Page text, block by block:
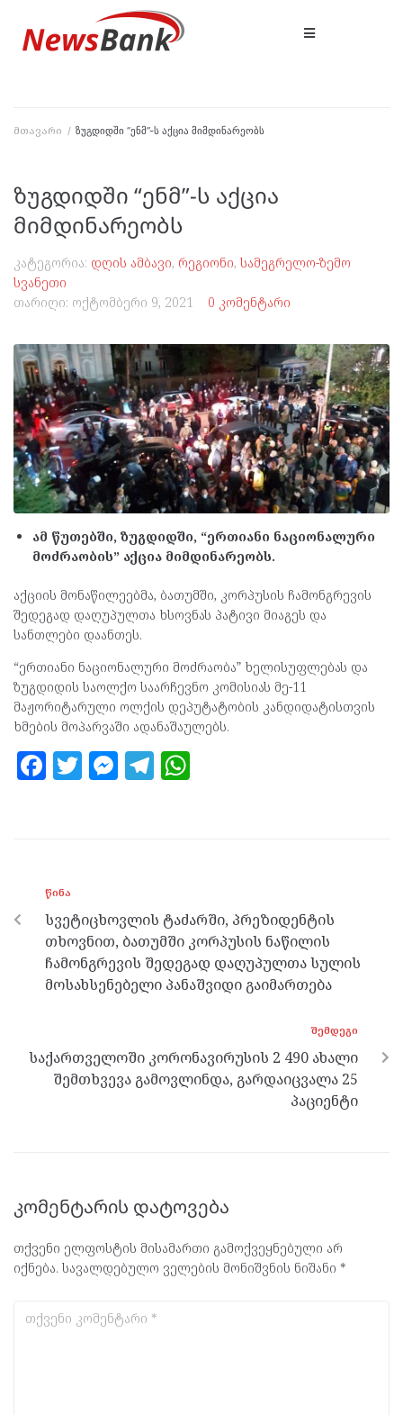
მთავარი / ზუგდიდში “ენმ”-ს აქცია მიმდინარეობს
ზუგდიდში “ენმ”-ს აქცია
მიმდინარეობს
კატეგორია: დღის ამბავი, რეგიონი, სამეგრელო-ზემო
სვანეთი
თარიღი: ოქტომბერი 9, 2021 0 კომენტარი
ამ წუთებში, ზუგდიდში, “ერთიანი ნაციონალური
მოძრაობის” აქცია მიმდინარეობს.
აქციის მონაწილეებმა, ბათუმში, კორპუსის ჩამონგრევის
შედეგად დაღუპულთა ხსოვნას პატივი მიაგეს და
სანთლები დაანთეს.
“ერთიანი ნაციონალური მოძრაობა” ხელისუფლებას და
ზუგდიდის საოლქო საარჩევნო კომისიას მე-11
მაჟორიტარული ოლქის დეპუტატობის კანდიდატისთვის
ხმების მოპარვაში ადანაშაულებს.
F
o
o
k
T M
er
T
m p
p
ᲬᲘᲜᲐ
სვეტიცხოვლის ტაძარში, პრეზიდენტის
თხოვნით, ბათუმში კორპუსის ნაწილის
ჩამონგრევის შედეგად დაღუპულთა სულის
მოსახსენებელი პანაშვიდი გაიმართება
ᲨᲔᲛᲓᲔᲒᲘ
საქართველოში კორონავირუსის 2 490 ახალი
შემთხვევა გამოვლინდა, გარდაიცვალა 25
პაციენტი
კომენტარის დატოვება
თქვენი ელფოსტის მისამართი გამოქვეყნებული არ
იქნება. სავალდებულო ველების მონიშვნის ნიშანი *